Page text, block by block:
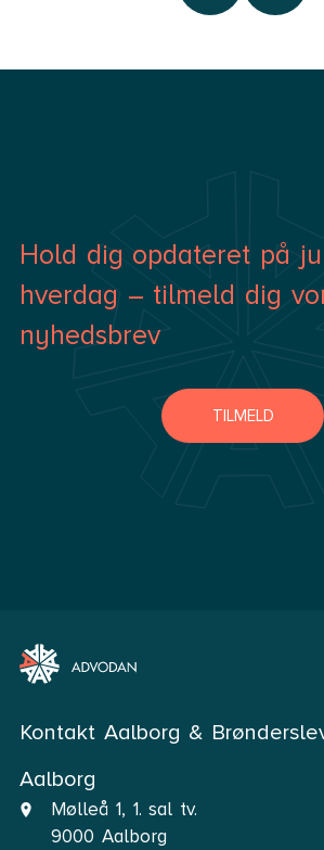
Kontakt Aalborg &
Aalborg
Mølleå 1, 1. sal tv.
9000 Aalborg
Hold dig opdateret på
hverdag – tilmeld dig
nyhedsbrev
TILMELD